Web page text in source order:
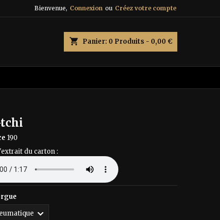
Bienvenue, Connexion ou Créez votre compte
shopping_cart Panier: 0 Produits - 0,00 €
190
du carton :